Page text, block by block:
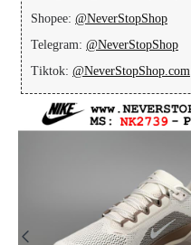
Shopee: @NeverStopShop
Telegram: @NeverStopShop
Tiktok: @NeverStopShop.com